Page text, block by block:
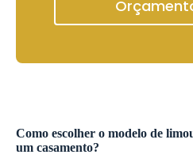
Como escolher o modelo de
um casamento?